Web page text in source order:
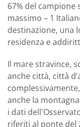
67% del campione
massimo – 1
destinazione, una
residenza e
Il mare stravince,
anche città, città
anche la
i dati
riferiti al ponte del